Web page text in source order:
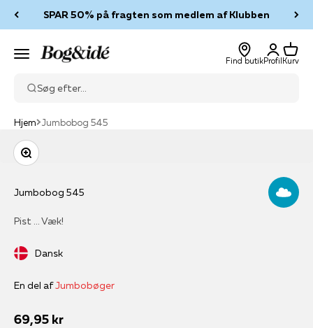
SPAR 50% på fragten som medlem af Klubben
Menu Bog & idé
Find butik
Log ind
Profil
Kurv
Kurv
Søg efter...
Hjem Jumbobog 545
Zoom
Jumbobog 545
Pist … Væk!
Dansk
En del afJumbobøger
Salgspris
69,95 kr